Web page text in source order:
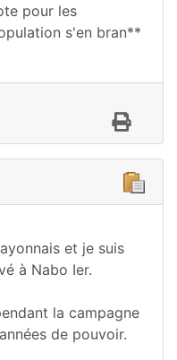
pour les
s'en bran**
et je suis
à Nabo Ier.
la campagne
de pouvoir.